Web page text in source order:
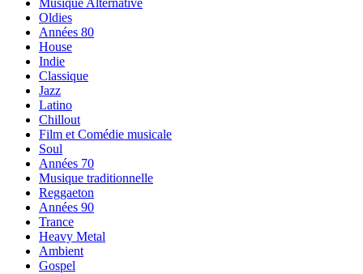
Musique Alternative
Oldies
Années 80
House
Indie
Classique
Jazz
Latino
Chillout
Film et Comédie musicale
Soul
Années 70
Musique traditionnelle
Reggaeton
Années 90
Trance
Heavy Metal
Ambient
Gospel